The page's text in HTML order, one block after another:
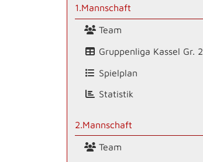
1.Mannschaft
Team
Gruppenliga Kassel Gr. 2
Spielplan
Statistik
2.Mannschaft
Team